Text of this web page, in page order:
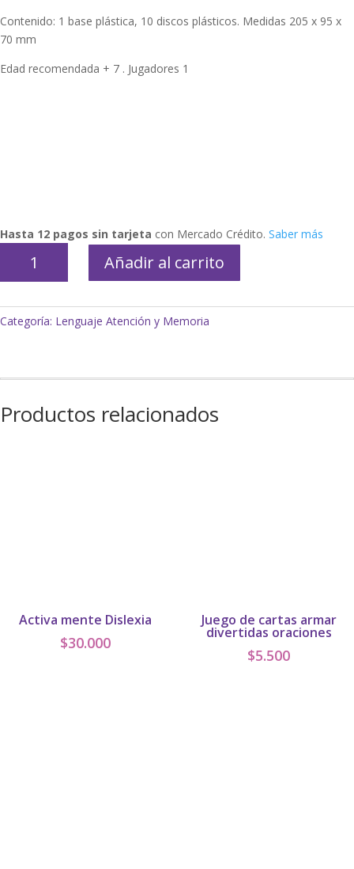
Contenido: 1 base plástica, 10 discos plásticos. Medidas 205 x 95 x
70 mm
Edad recomendada + 7 . Jugadores 1
Hasta 12 pagos sin tarjeta con Mercado Crédito. Saber más
Hanoi
Ruibal
Añadir al carrito
Categoría: Lenguaje Atención y Memoria
Productos relacionados
Activa mente Dislexia
$30.000
Juego de cartas armar
divertidas oraciones
$5.500